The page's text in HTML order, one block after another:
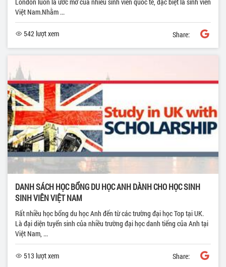
Việt Nam.Nhằm ...
542 lượt xem Share:
DANH SÁCH HỌC BỔNG DU HỌC ANH DÀNH CHO HỌC SINH
SINH VIÊN VIỆT NAM
Rất nhiều học bổng du học Anh đến từ các trường đại học Top tại UK.
Là đại diện tuyển sinh của nhiều trường đại học danh tiếng của Anh tại
Việt Nam, ...
513 lượt xem Share: